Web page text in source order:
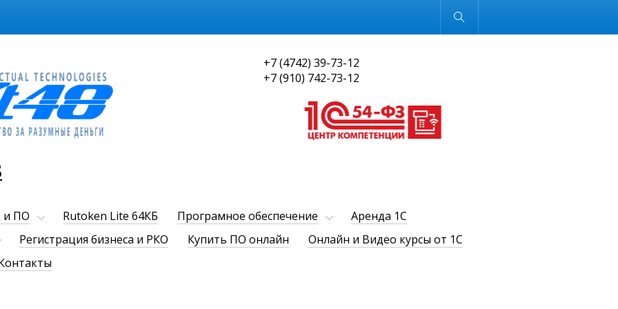
Обычная версия
+7 (4742) 39-73-12
+7 (910) 742-73-12
и ПО Rutoken Lite 64КБ Програмное обеспечение
Аренда 1С
Регистрация бизнеса и РКО
Купить ПО онлайн
Онлайн и Видео курсы от 1С